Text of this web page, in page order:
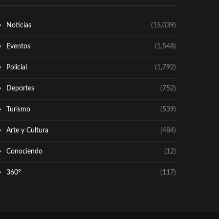
Noticias (15,039)
Eventos (1,548)
Policial (1,792)
Deportes (752)
Turismo (539)
Arte y Cultura (484)
Conociendo (12)
360º (117)